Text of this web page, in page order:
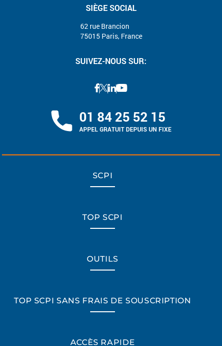
SIÈGE SOCIAL
62 rue Brancion
75015 Paris, France
SUIVEZ-NOUS SUR:
01 84 25 52 15
APPEL GRATUIT DEPUIS UN FIXE
SCPI
TOP SCPI
OUTILS
TOP SCPI SANS FRAIS DE SOUSCRIPTION
ACCÈS RAPIDE